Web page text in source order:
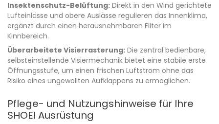
Insektenschutz-Belüftung: Direkt in den Wind gerichtete
Lufteinlässe und obere Auslässe regulieren das Innenklima,
ergänzt durch einen herausnehmbaren Filter im
Kinnbereich.
Überarbeitete Visierrasterung: Die zentral bedienbare,
selbsteinstellende Visiermechanik bietet eine stabile erste
Öffnungsstufe, um einen frischen Luftstrom ohne das
Risiko eines ungewollten Aufklappens zu ermöglichen.
Pflege- und Nutzungshinweise für Ihre
SHOEI Ausrüstung